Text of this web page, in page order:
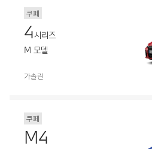
쿠페
4시리즈
M 모델
가솔린
쿠페
M4